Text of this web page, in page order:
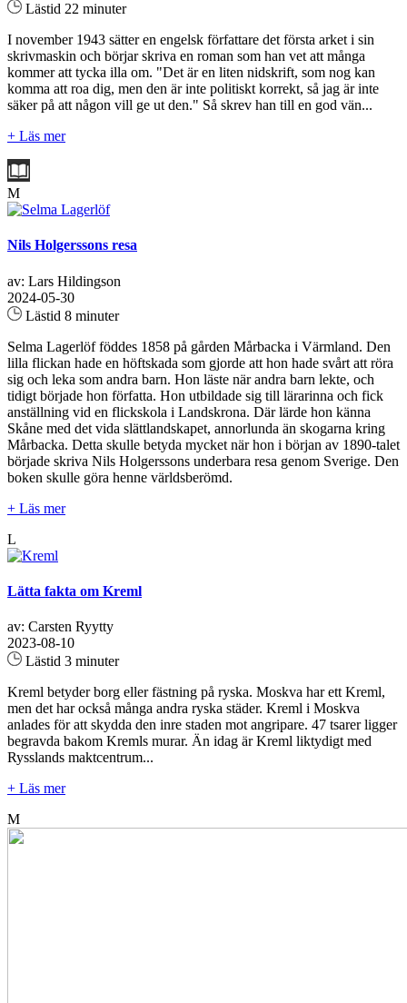
Lästid 22 minuter
I november 1943 sätter en engelsk författare det första arket i sin
skrivmaskin och börjar skriva en roman som han vet att många
kommer att tycka illa om. "Det är en liten nidskrift, som nog kan
komma att roa dig, men den är inte politiskt korrekt, så jag är inte
säker på att någon vill ge ut den." Så skrev han till en god vän...
+ Läs mer
M
Nils Holgerssons resa
av: Lars Hildingson
2024-05-30
Lästid 8 minuter
Selma Lagerlöf föddes 1858 på gården Mårbacka i Värmland. Den
lilla flickan hade en höftskada som gjorde att hon hade svårt att röra
sig och leka som andra barn. Hon läste när andra barn lekte, och
tidigt började hon författa. Hon utbildade sig till lärarinna och fick
anställning vid en flickskola i Landskrona. Där lärde hon känna
Skåne med det vida slättlandskapet, annorlunda än skogarna kring
Mårbacka. Detta skulle betyda mycket när hon i början av 1890-talet
började skriva Nils Holgerssons underbara resa genom Sverige. Den
boken skulle göra henne världsberömd.
+ Läs mer
L
Lätta fakta om Kreml
av: Carsten Ryytty
2023-08-10
Lästid 3 minuter
Kreml betyder borg eller fästning på ryska. Moskva har ett Kreml,
men det har också många andra ryska städer. Kreml i Moskva
anlades för att skydda den inre staden mot angripare. 47 tsarer ligger
begravda bakom Kremls murar. Än idag är Kreml liktydigt med
Rysslands maktcentrum...
+ Läs mer
M